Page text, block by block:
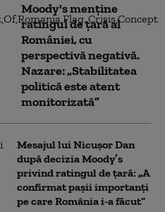
Moody's menține
ratingul de țară al
României, cu
perspectivă negativă.
Nazare: „Stabilitatea
politică este atent
monitorizată”
Mesajul lui Nicușor Dan
după decizia Moody’s
privind ratingul de țară: „A
confirmat pașii importanți
pe care România i-a făcut”